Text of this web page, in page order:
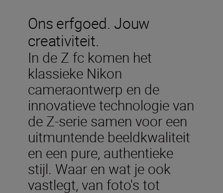
Ons erfgoed. Jouw
creativiteit.
In de Z fc komen het
klassieke Nikon
cameraontwerp en de
innovatieve technologie van
de Z-serie samen voor een
uitmuntende beeldkwaliteit
en een pure, authentieke
stijl. Waar en wat je ook
vastlegt, van foto's tot